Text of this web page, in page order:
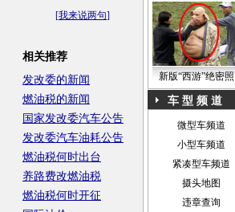
[我来说两句]
相关推荐
发改委的新闻
燃油税的新闻
国家发改委汽车公告
发改委汽车油耗公告
燃油税何时出台
养路费改燃油税
燃油税何时开征
新版“西游”绝密照
车 型 频 道
微型车频道
小型车频道
紧凑型车频道
摄头地图
违章查询